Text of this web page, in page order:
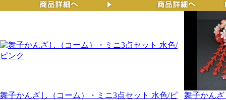
舞子かんざし（コーム）・ミニ3点セット 水色/ピ
舞子かん